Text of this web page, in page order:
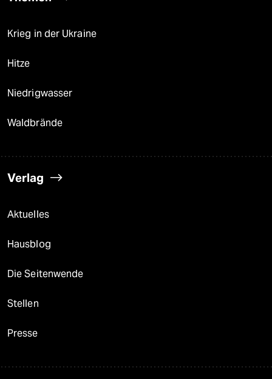
Krieg in der Ukraine
Hitze
Niedrigwasser
Waldbrände
Verlag
Aktuelles
Hausblog
Die Seitenwende
Stellen
Presse